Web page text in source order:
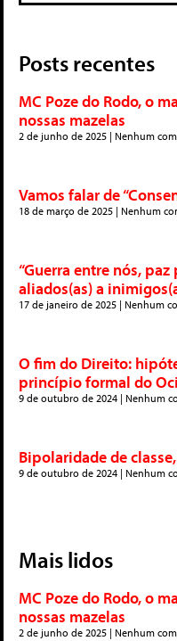
Posts recentes
MC Poze do Rodo, o
nossas mazelas
2 de junho de 2025 Nenhum
Vamos falar de
18 de março de 2025 Nenhum
“Guerra entre nós, paz
aliados(as) a
17 de janeiro de 2025 Nenhum
O fim do Direito:
princípio formal do
9 de outubro de 2024 Nenhum
Bipolaridade de
9 de outubro de 2024 Nenhum
Mais lidos
MC Poze do Rodo, o
nossas mazelas
2 de junho de 2025 Nenhum